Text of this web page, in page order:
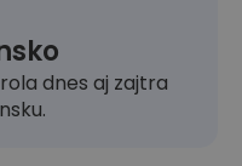
dnes aj zajtra